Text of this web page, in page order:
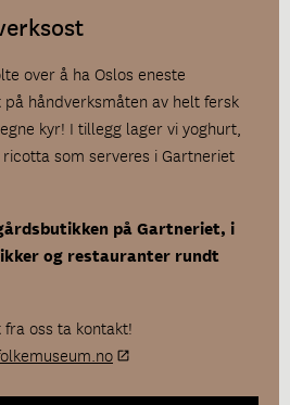
over å ha Oslos eneste
håndverksmåten av helt fersk
kyr! I tillegg lager vi yoghurt,
som serveres i Gartneriet
på Gartneriet, i
og restauranter rundt
oss ta kontakt!